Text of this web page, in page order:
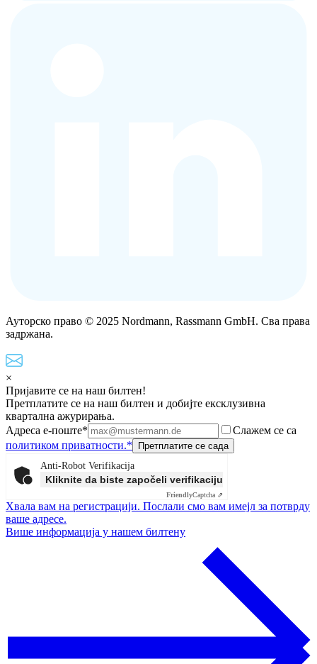
Ауторско право © 2025 Nordmann, Rassmann GmbH. Сва права
задржана.
×
Пријавите се на наш билтен!
Претплатите се на наш билтен и добијте ексклузивна
квартална ажурирања.
Адреса е-поште*
Слажем се са
политиком приватности.*
Anti-Robot Verifikacija
Kliknite da biste započeli verifikaciju
FriendlyCaptcha ⇗
Хвала вам на регистрацији. Послали смо вам имејл за потврду
ваше адресе.
Више информација у нашем билтену